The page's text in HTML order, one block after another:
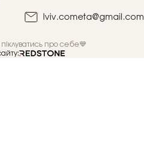
lviv.cometa@gmail.com
про себе💙